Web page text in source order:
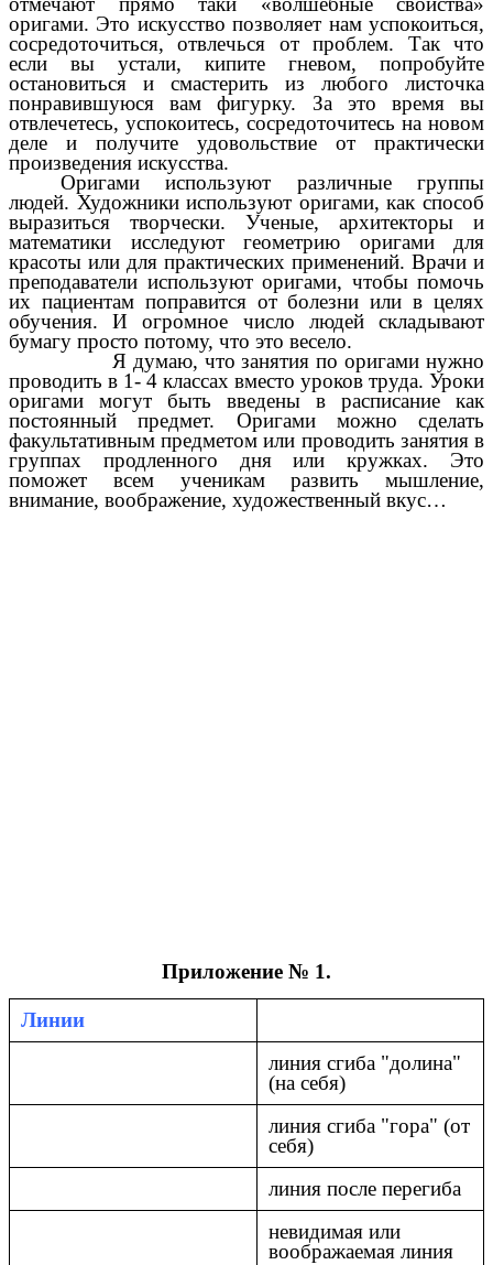
оригами. Это искусство позволяет нам успокоиться,
сосредоточиться, отвлечься от проблем. Так что
если вы устали, кипите гневом, попробуйте
остановиться и смастерить из любого листочка
понравившуюся вам фигурку. За это время вы
отвлечетесь, успокоитесь, сосредоточитесь на новом
деле и получите удовольствие от практически
произведения искусства.
Оригами используют различные группы
людей. Художники используют оригами, как способ
выразиться творчески. Ученые, архитекторы и
математики исследуют геометрию оригами для
красоты или для практических применений. Врачи и
преподаватели используют оригами, чтобы помочь
их пациентам поправится от болезни или в целях
обучения. И огромное число людей складывают
бумагу просто потому, что это весело.
Я думаю, что занятия по оригами нужно
проводить в 1- 4 классах вместо уроков труда. Уроки
оригами могут быть введены в расписание как
постоянный предмет. Оригами можно сделать
факультативным предметом или проводить занятия в
группах продленного дня или кружках. Это
поможет всем ученикам развить мышление,
внимание, воображение, художественный вкус…
Приложение № 1.
Линии
линия сгиба "долина"
(на себя)
линия сгиба "гора" (от
себя)
линия после перегиба
невидимая или
воображаемая линия